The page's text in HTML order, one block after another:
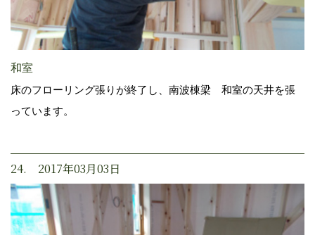
和室
床のフローリング張りが終了し、南波棟梁 和室の天井を張
っています。
24. 2017年03月03日